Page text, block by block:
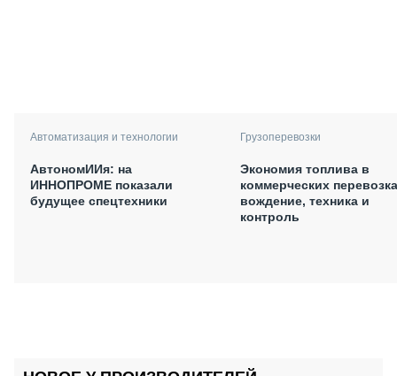
Автоматизация и технологии
АвтономИИя: на
ИННОПРОМЕ показали
будущее спецтехники
Грузоперевозки
Экономия топлива в
коммерческих
вождение, техника и
контроль